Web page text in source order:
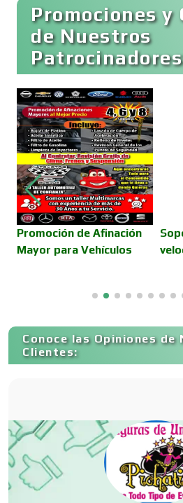
Cafeterías
Cajas de Ahorro
Cámaras de Comercio
Camiones para Fletes
Capacitación
Carpinterías
Centros Comerciales
Promociones
de Nuestros
Promoción de Afinación
Mayor para Vehículos
Conoce las Opiniones de
Clientes: